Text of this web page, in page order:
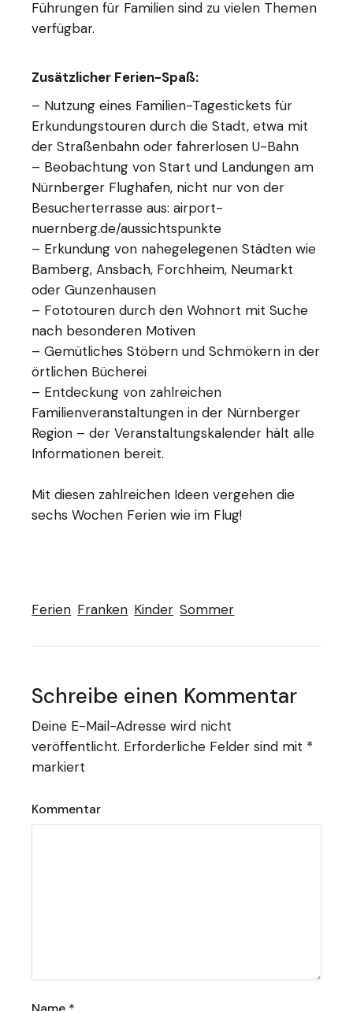
Führungen für Familien sind zu vielen Themen
verfügbar.
Zusätzlicher Ferien-Spaß:
– Nutzung eines Familien-Tagestickets für
Erkundungstouren durch die Stadt, etwa mit
der Straßenbahn oder fahrerlosen U-Bahn
– Beobachtung von Start und Landungen am
Nürnberger Flughafen, nicht nur von der
Besucherterrasse aus: airport-
nuernberg.de/aussichtspunkte
– Erkundung von nahegelegenen Städten wie
Bamberg, Ansbach, Forchheim, Neumarkt
oder Gunzenhausen
– Fototouren durch den Wohnort mit Suche
nach besonderen Motiven
– Gemütliches Stöbern und Schmökern in der
örtlichen Bücherei
– Entdeckung von zahlreichen
Familienveranstaltungen in der Nürnberger
Region – der Veranstaltungskalender hält alle
Informationen bereit.
Mit diesen zahlreichen Ideen vergehen die
sechs Wochen Ferien wie im Flug!
Ferien Franken Kinder Sommer
Schreibe einen Kommentar
Deine E-Mail-Adresse wird nicht
veröffentlicht. Erforderliche Felder sind mit *
markiert
Kommentar